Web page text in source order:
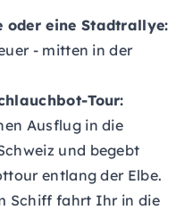
oder eine Stadtrallye:
- mitten in der
Tour:
Ausflug in die
und begebt
entlang der Elbe.
Schiff fahrt Ihr in die